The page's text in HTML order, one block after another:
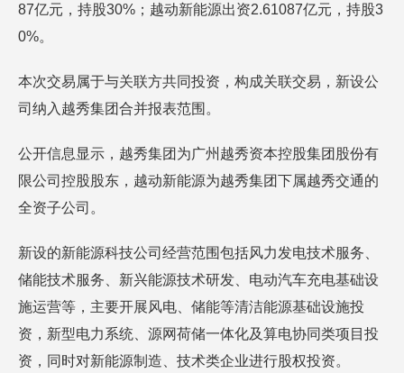
87亿元，持股30%；越动新能源出资2.61087亿元，持股3
0%。
本次交易属于与关联方共同投资，构成关联交易，新设公
司纳入越秀集团合并报表范围。
公开信息显示，越秀集团为广州越秀资本控股集团股份有
限公司控股股东，越动新能源为越秀集团下属越秀交通的
全资子公司。
新设的新能源科技公司经营范围包括风力发电技术服务、
储能技术服务、新兴能源技术研发、电动汽车充电基础设
施运营等，主要开展风电、储能等清洁能源基础设施投
资，新型电力系统、源网荷储一体化及算电协同类项目投
资，同时对新能源制造、技术类企业进行股权投资。